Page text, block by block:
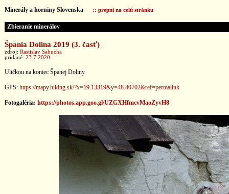
Minerály a horniny Slovenska :: prepni na celú stránku
Zbieranie minerálov
Špania Dolina 2019 (3. časť)
zdroj: Rastislav Sabucha
pridané: 23.7.2020
Uličkou na koniec Španej Doliny.
GPS: https://mapy.hiking.sk/?x=19.13319&y=48.80702&ref=permalink
Fotogaléria: https://photos.app.goo.gl/UZGXHfmcvMaoZyvH8